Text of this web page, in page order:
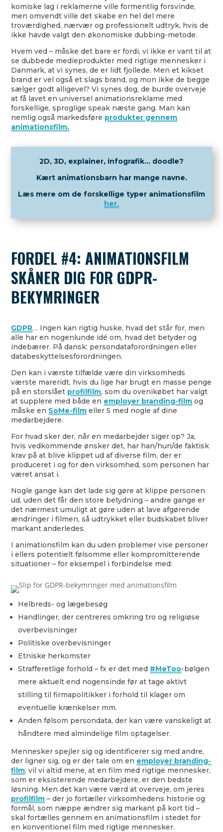
komiske lag i reklamerne ville formentlig forsvinde,
men omvendt ville det skabe en hel del mere
troværdighed, nærvær og professionelt udtryk, hvis de
ikke havde valgt den økonomiske dubbing-metode.
Hvem ved – måske det bare er fordi, vi ikke er vant til at
se dubbede medieprodukter med rigtige mennesker i
Danmark, at vi synes, de er lidt fjollede. Men et kikset
brand er vel også et slags brand, og mon ikke de begge
sælger godt alligevel? Vi synes dog, de burde overveje
at få lavet en universel animationsreklame med
forskellige, sproglige speak næste gang. Man kan
nemlig også markedsføre produkter gennem
animationsfilm.
2D, 3D, explainer, infografik… doodle?
Kært animationsbarn har mange navne.
Læs mere om de forskellige typer animationsfilm
her.
FORDEL #4: ANIMATIONSFILM
SKÅNER DIG FOR GDPR-
BEKYMRINGER
GDPR… Ingen kan rigtig huske, hvad det står for, men
alle har en nogenlunde idé om, hvad det betyder og
indebærer. På dansk: persondataforordningen eller
databeskyttelsesforordningen.
Den kan i værste tilfælde være din virksomheds
værste mareridt, hvis du lige har brugt en masse penge
på en storslået profilfilm, som du ovenikøbet har valgt
at supplere med både en employer branding-film og
måske en SoMe-film eller 5 med nogle af dine
medarbejdere.
For hvad sker der, når en medarbejder siger op? Ja,
hvis vedkommende ønsker det, har han/hun/de faktisk
krav på at blive klippet ud af diverse film, der er
produceret i og for den virksomhed, som personen har
været ansat i.
Nogle gange kan det lade sig gøre at klippe personen
ud, uden det får den store betydning – andre gange er
det nærmest umuligt at gøre uden at lave afgørende
ændringer i filmen, så udtrykket eller budskabet bliver
markant anderledes.
I animationsfilm kan du uden problemer vise personer
i ellers potentielt følsomme eller kompromitterende
situationer – for eksempel i forbindelse med:
Helbreds- og lægebesøg
Handlinger, der centreres omkring tro og religiøse
overbevisninger
Politiske overbevisninger
Etniske herkomster
Strafferetlige forhold – fx er det med #MeToo-bølgen
mere aktuelt end nogensinde før at tage aktivt
stilling til firmapolitikker i forhold til klager om
eventuelle krænkelser mm.
Anden følsom persondata, der kan være vanskeligt at
håndtere med almindelige film optagelser.
Mennesker spejler sig og identificerer sig med andre,
der ligner sig, og er der tale om en employer branding-
film, vil vi altid mene, at en film med rigtige mennesker,
som er eksisterende medarbejdere, er den bedste
løsning. Men det kan være værd at overveje, om jeres
profilfilm – der jo fortæller virksomhedens historie og
formål, som næppe ændrer sig markant på kort tid –
skal fortælles gennem en animationsfilm i stedet for
en konventionel film med rigtige mennesker.